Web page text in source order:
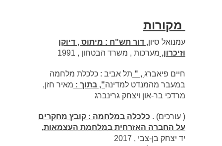
מקורות
עמנואל סיון, דור תש"ח : מיתוס , דיוקן
וזיכרון, מערכות , משרד הבטחון , 1991
חיים פיאברג , " תל אביב : כלכלת מלחמה
במעבר מהמנדט למדינה", בתוך : מאיר חזן,
מרדכי בר-און ויצחק גרינברג
( עורכים) . כלכלה במלחמה : קובץ מחקרים
על החברה האזרחית במלחמת העצמאות,
יד יצחק בן-צבי , 2017